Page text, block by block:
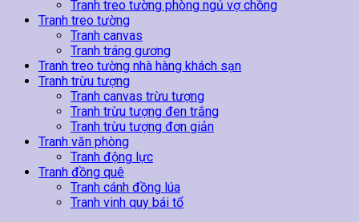
Tranh treo tường phòng ngủ vợ chồng
Tranh treo tường
Tranh canvas
Tranh tráng gương
Tranh treo tường nhà hàng khách sạn
Tranh trừu tượng
Tranh canvas trừu tượng
Tranh trừu tượng đen trắng
Tranh trừu tượng đơn giản
Tranh văn phòng
Tranh động lực
Tranh đồng quê
Tranh cánh đồng lúa
Tranh vinh quy bái tổ